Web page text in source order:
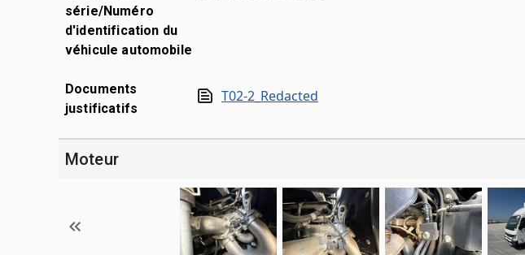
série/Numéro
d'identification du
véhicule automobile
Documents
justificatifs
T02-2_Redacted
Moteur